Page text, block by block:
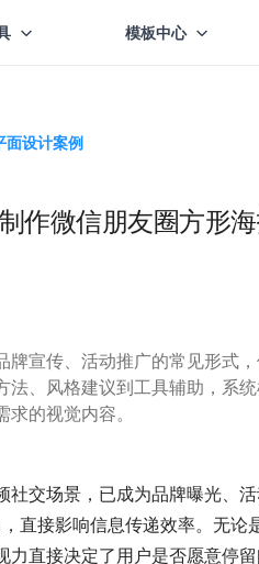
模板中心
面设计案例
作微信朋友圈方形海
牌宣传、活动推广的常见形式
法、风格建议到工具辅助，系
的视觉内容。
社交场景，已成为品牌曝光、
直接影响信息传递效率。无
力直接决定了用户是否愿意停